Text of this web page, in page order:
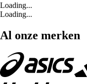
Loading...
Loading...
Al onze merken